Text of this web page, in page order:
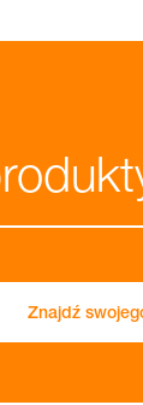
Znajdź